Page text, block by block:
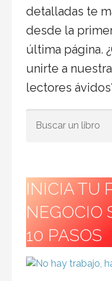
detalladas te
desde la
última página.
unirte a
lectores
INICIA TU
NEGOCIO
10 PASOS